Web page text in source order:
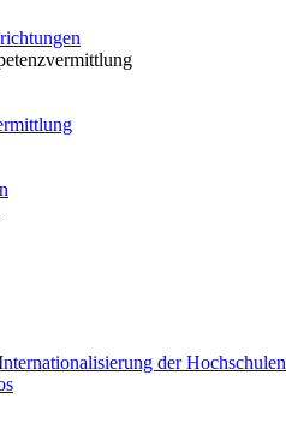
der Hochschulen